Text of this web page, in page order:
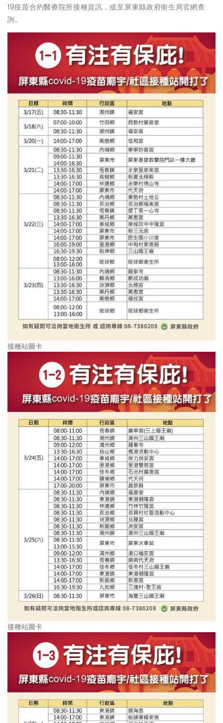
19疫苗合約醫療院所接種資訊，或至屏東縣政府衛生局官網查
詢。
接種站圖卡
接種站圖卡